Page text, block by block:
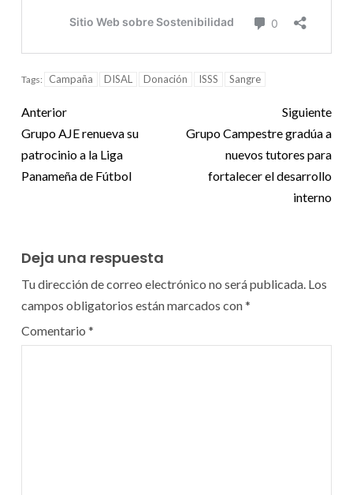
Tags: Campaña DISAL Donación ISSS Sangre
Anterior
Grupo AJE renueva su
patrocinio a la Liga
Panameña de Fútbol
Siguiente
Grupo Campestre gradúa a
nuevos tutores para
fortalecer el desarrollo
interno
Deja una respuesta
Tu dirección de correo electrónico no será publicada. Los
campos obligatorios están marcados con*
Comentario *